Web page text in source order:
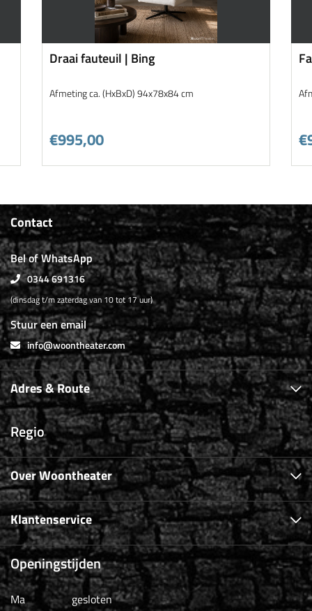
Draai fauteuil | Bing
Afmeting ca. (HxBxD) 94x78x84 cm
€995,00
Contact
Bel of WhatsApp
0344 691316
(dinsdag t/m zaterdag van 10 tot 17 uur)
Stuur een email
info@woontheater.com
Adres & Route
Regio
Over Woontheater
Klantenservice
Openingstijden
Ma gesloten